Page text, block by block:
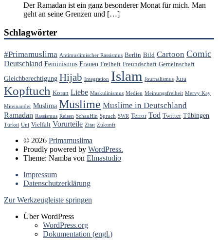
Der Ramadan ist ein ganz besonderer Monat für mich. Man
geht an seine Grenzen und […]
Schlagwörter
#Primamuslima Antimuslimischer Rassismus Berlin Bild Cartoon Comic
Deutschland Feminismus Frauen Freiheit Freundschaft Gemeinschaft
Gleichberechtigung Hijab Integration Islam Journalismus Jura
Kopftuch Koran Liebe Maskulinismus Medien Meinungsfreiheit Mervy Kay
Miteinander Muslima Muslime Muslime in Deutschland
Ramadan Rassismus Reisen SchauHin Spruch SWR Terror Tod Twitter Tübingen
Türkei Uni Vielfalt Vorurteile Zitat Zukunft
© 2026 Primamuslima
Proudly powered by WordPress.
Theme: Namba von Elmastudio
Impressum
Datenschutzerklärung
Zur Werkzeugleiste springen
Über WordPress
WordPress.org
Dokumentation (engl.)